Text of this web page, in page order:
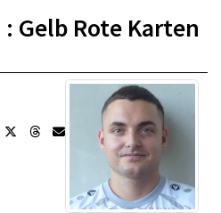
Gelb Rote Karten